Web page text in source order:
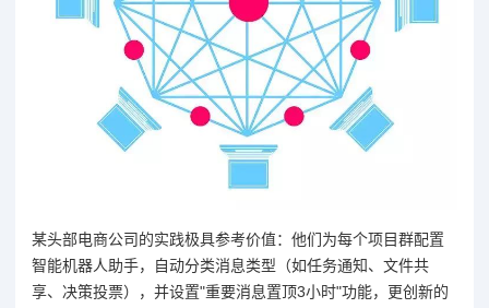
某头部电商公司的实践极具参考价值：他们为每个项目群配置
智能机器人助手，自动分类消息类型（如任务通知、文件共
享、决策投票），并设置"重要消息置顶3小时"功能，更创新的